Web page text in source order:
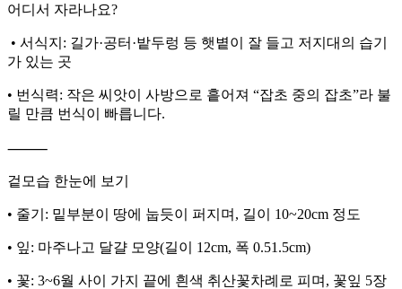
어디서 자라나요?
• 서식지: 길가·공터·밭두렁 등 햇볕이 잘 들고 저지대의 습기
가 있는 곳
• 번식력: 작은 씨앗이 사방으로 흩어져 “잡초 중의 잡초”라 불
릴 만큼 번식이 빠릅니다.
⸻
겉모습 한눈에 보기
• 줄기: 밑부분이 땅에 눕듯이 퍼지며, 길이 10~20cm 정도
• 잎: 마주나고 달걀 모양(길이 12cm, 폭 0.51.5cm)
• 꽃: 3~6월 사이 가지 끝에 흰색 취산꽃차례로 피며, 꽃잎 5장